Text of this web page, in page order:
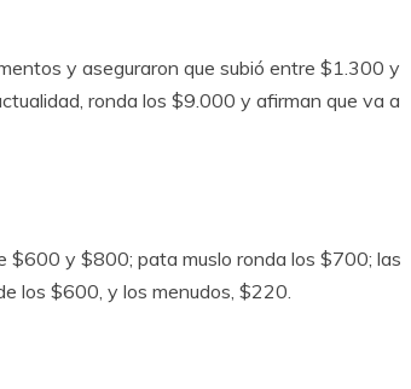
y aseguraron que subió entre $1.300 y
ronda los $9.000 y afirman que va a
$600 y $800; pata muslo ronda los $700; las
los $600, y los menudos, $220.